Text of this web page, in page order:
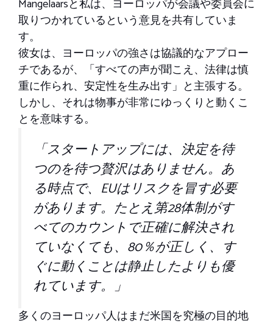
Mangelaarsと私は、ヨーロッパが会議や委員会に
取りつかれているという意見を共有していま
す。
彼女は、ヨーロッパの強さは協議的なアプロー
チであるが、「すべての声が聞こえ、法律は慎
重に作られ、安定性を生み出す」と主張する。
しかし、それは物事が非常にゆっくりと動くこ
とを意味する。
「スタートアップには、決定を待
つのを待つ贅沢はありません。あ
る時点で、EUはリスクを冒す必要
があります。たとえ第28体制がす
べてのカウントで正確に解決され
ていなくても、80％が正しく、す
ぐに動くことは静止したよりも優
れています。」
多くのヨーロッパ人はまだ米国を究極の目的地